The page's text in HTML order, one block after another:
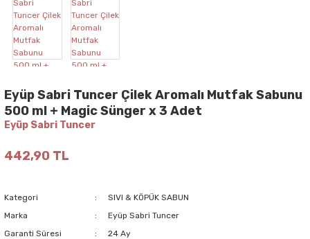
Eyüp Sabri Tuncer Çilek Aromalı Mutfak Sabunu
500 ml + Magic Sünger x 3 Adet
Eyüp Sabri Tuncer
442,90 TL
Kategori
SIVI & KÖPÜK SABUN
Marka
Eyüp Sabri Tuncer
Garanti Süresi
24 Ay